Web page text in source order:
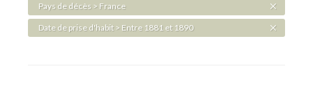
Pays de décès > France
Date de prise d'habit > Entre 1881 et 1890